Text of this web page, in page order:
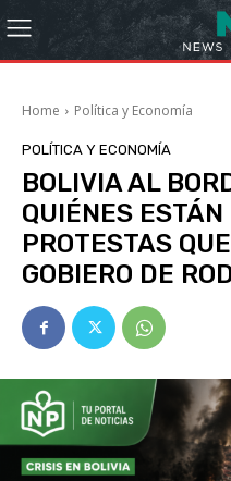
Home Política y Economía
POLÍTICA Y ECONOMÍA
BOLIVIA AL
QUIÉNES
PROTESTAS
GOBIERO DE